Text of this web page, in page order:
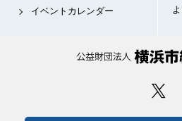
イベントカレンダー